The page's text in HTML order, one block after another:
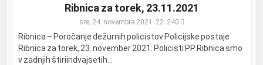
Ribnica za torek, 23.11.2021
sre, 24. novembra 2021 240
Ribnica – Poročanje dežurnih policistov Policijske postaje
Ribnica za torek, 23. november 2021: Policisti PP Ribnica smo
v zadnjih štiriindvajsetih...